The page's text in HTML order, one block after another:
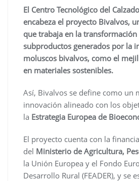
El Centro Tecnológico del
encabeza el proyecto Bivalvos,
que trabaja en la transformación
subproductos generados por la
moluscos bivalvos, como el
en materiales sostenibles.
Así, Bivalvos se define como un
innovación alineado con los
la Estrategia Europea de
El proyecto cuenta con la
del Ministerio de Agricultura,
la Unión Europea y el Fondo
Desarrollo Rural (FEADER), y se